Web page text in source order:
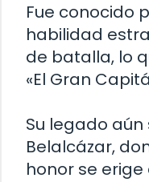
Fue conocido
habilidad
de batalla, lo
«El Gran
Su legado
Belalcázar,
honor se